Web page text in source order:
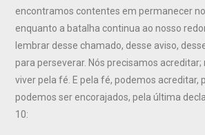
encontramos contentes em permanecer
enquanto a batalha continua ao nosso
lembrar desse chamado, desse aviso,
para perseverar. Nós precisamos acreditar;
viver pela fé. E pela fé, podemos acreditar,
podemos ser encorajados, pela última
10: